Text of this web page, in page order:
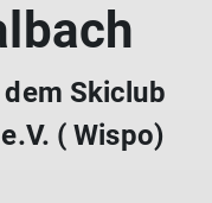
Skiclub
( Wispo)